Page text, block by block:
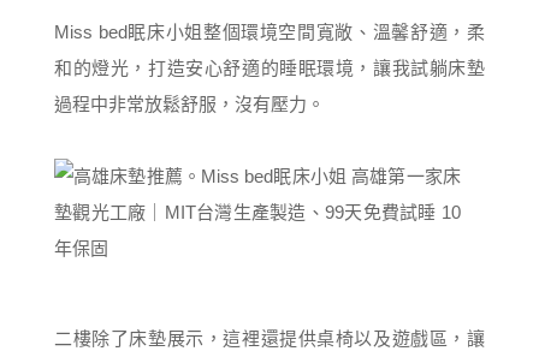
Miss bed眠床小姐整個環境空間寬敞、溫馨舒適，柔
和的燈光，打造安心舒適的睡眠環境，讓我試躺床墊
過程中非常放鬆舒服，沒有壓力。
二樓除了床墊展示，這裡還提供桌椅以及遊戲區，讓